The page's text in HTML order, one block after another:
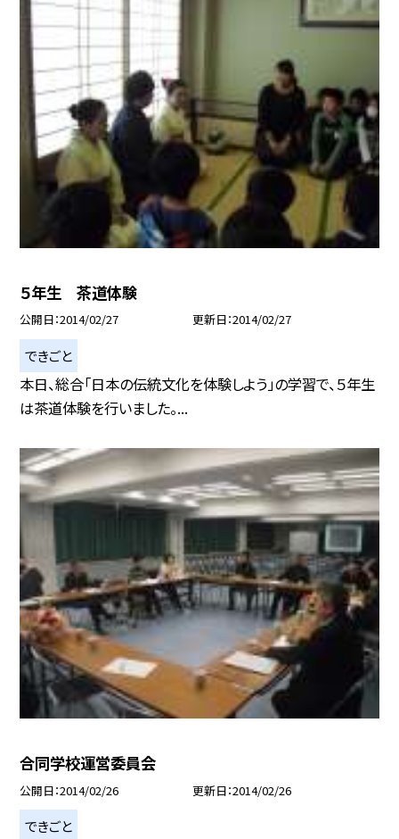
５年生 茶道体験
公開日 2014/02/27 更新日 2014/02/27
できごと
本日、総合「日本の伝統文化を体験しよう」の学習で、５年生
は茶道体験を行いました。...
合同学校運営委員会
公開日 2014/02/26 更新日 2014/02/26
できごと